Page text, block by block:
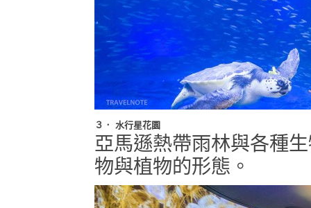
３． 水行星花園
亞馬遜熱帶雨林與各種
物與植物的形態。